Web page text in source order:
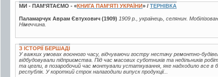
МИ - ПАМ’ЯТАЄМО - «КНИГА ПАМ’ЯТІ УКРАЇНИ» / ТЕРНІВКА
Паламарчук Аврам Євтухович (1909) 1909 р., українець, селянин.
Німеччина.
З ІСТОРІЇ БЕРШАДІ
У важких умовах воєнного часу, відчуваючи гостру нестачу ремонтно-
відбудовували підприємства. Під час масових суботників та недільників
та цегли, в позаробочий час монтували устаткування, яке надходило все в
республік. У короткий строк налагодили випуск продукції...